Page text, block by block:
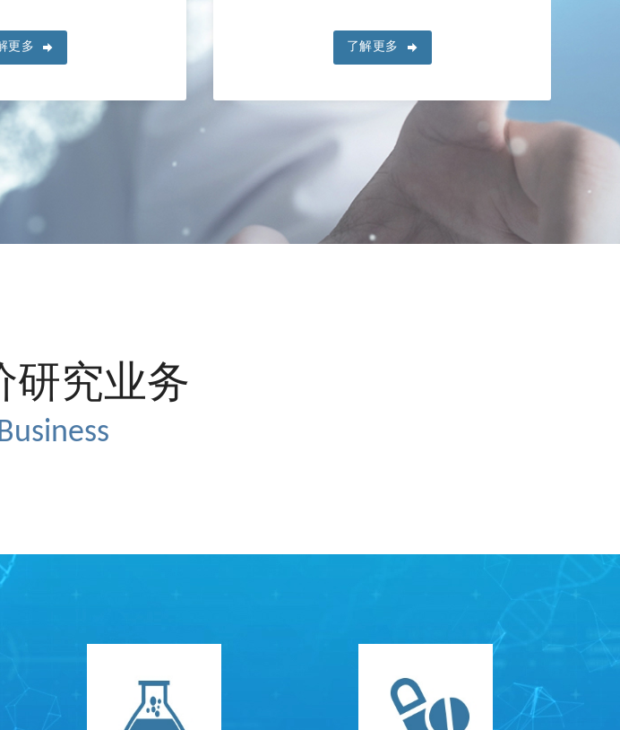
更多 了解更多
研究业务